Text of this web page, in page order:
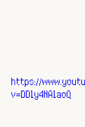
https://
v=DDly4NAlaoQ